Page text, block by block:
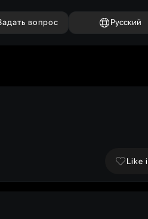
вопрос Русский
Like